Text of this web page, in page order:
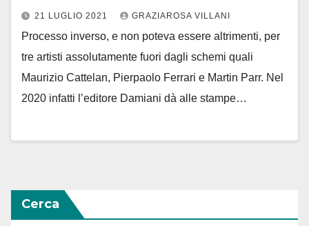
21 LUGLIO 2021 GRAZIAROSA VILLANI
Processo inverso, e non poteva essere altrimenti, per
tre artisti assolutamente fuori dagli schemi quali
Maurizio Cattelan, Pierpaolo Ferrari e Martin Parr. Nel
2020 infatti l’editore Damiani dà alle stampe…
Cerca